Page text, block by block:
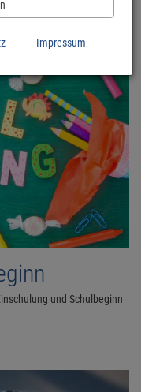
Impressum
und Schulbeginn